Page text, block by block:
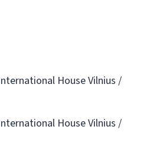
House Vilnius /
House Vilnius /